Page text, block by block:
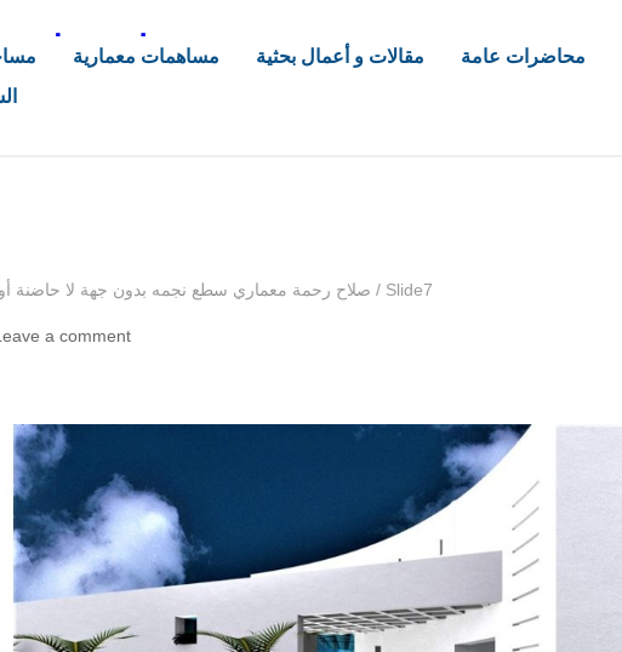
د. هاشم
مساهمات معمارية مقالات و أعمال بحثية محاضرات عامة
صلاح رحمة معماري سطع نجمه بدون جهة لا حاضنة / Slide7
a comment